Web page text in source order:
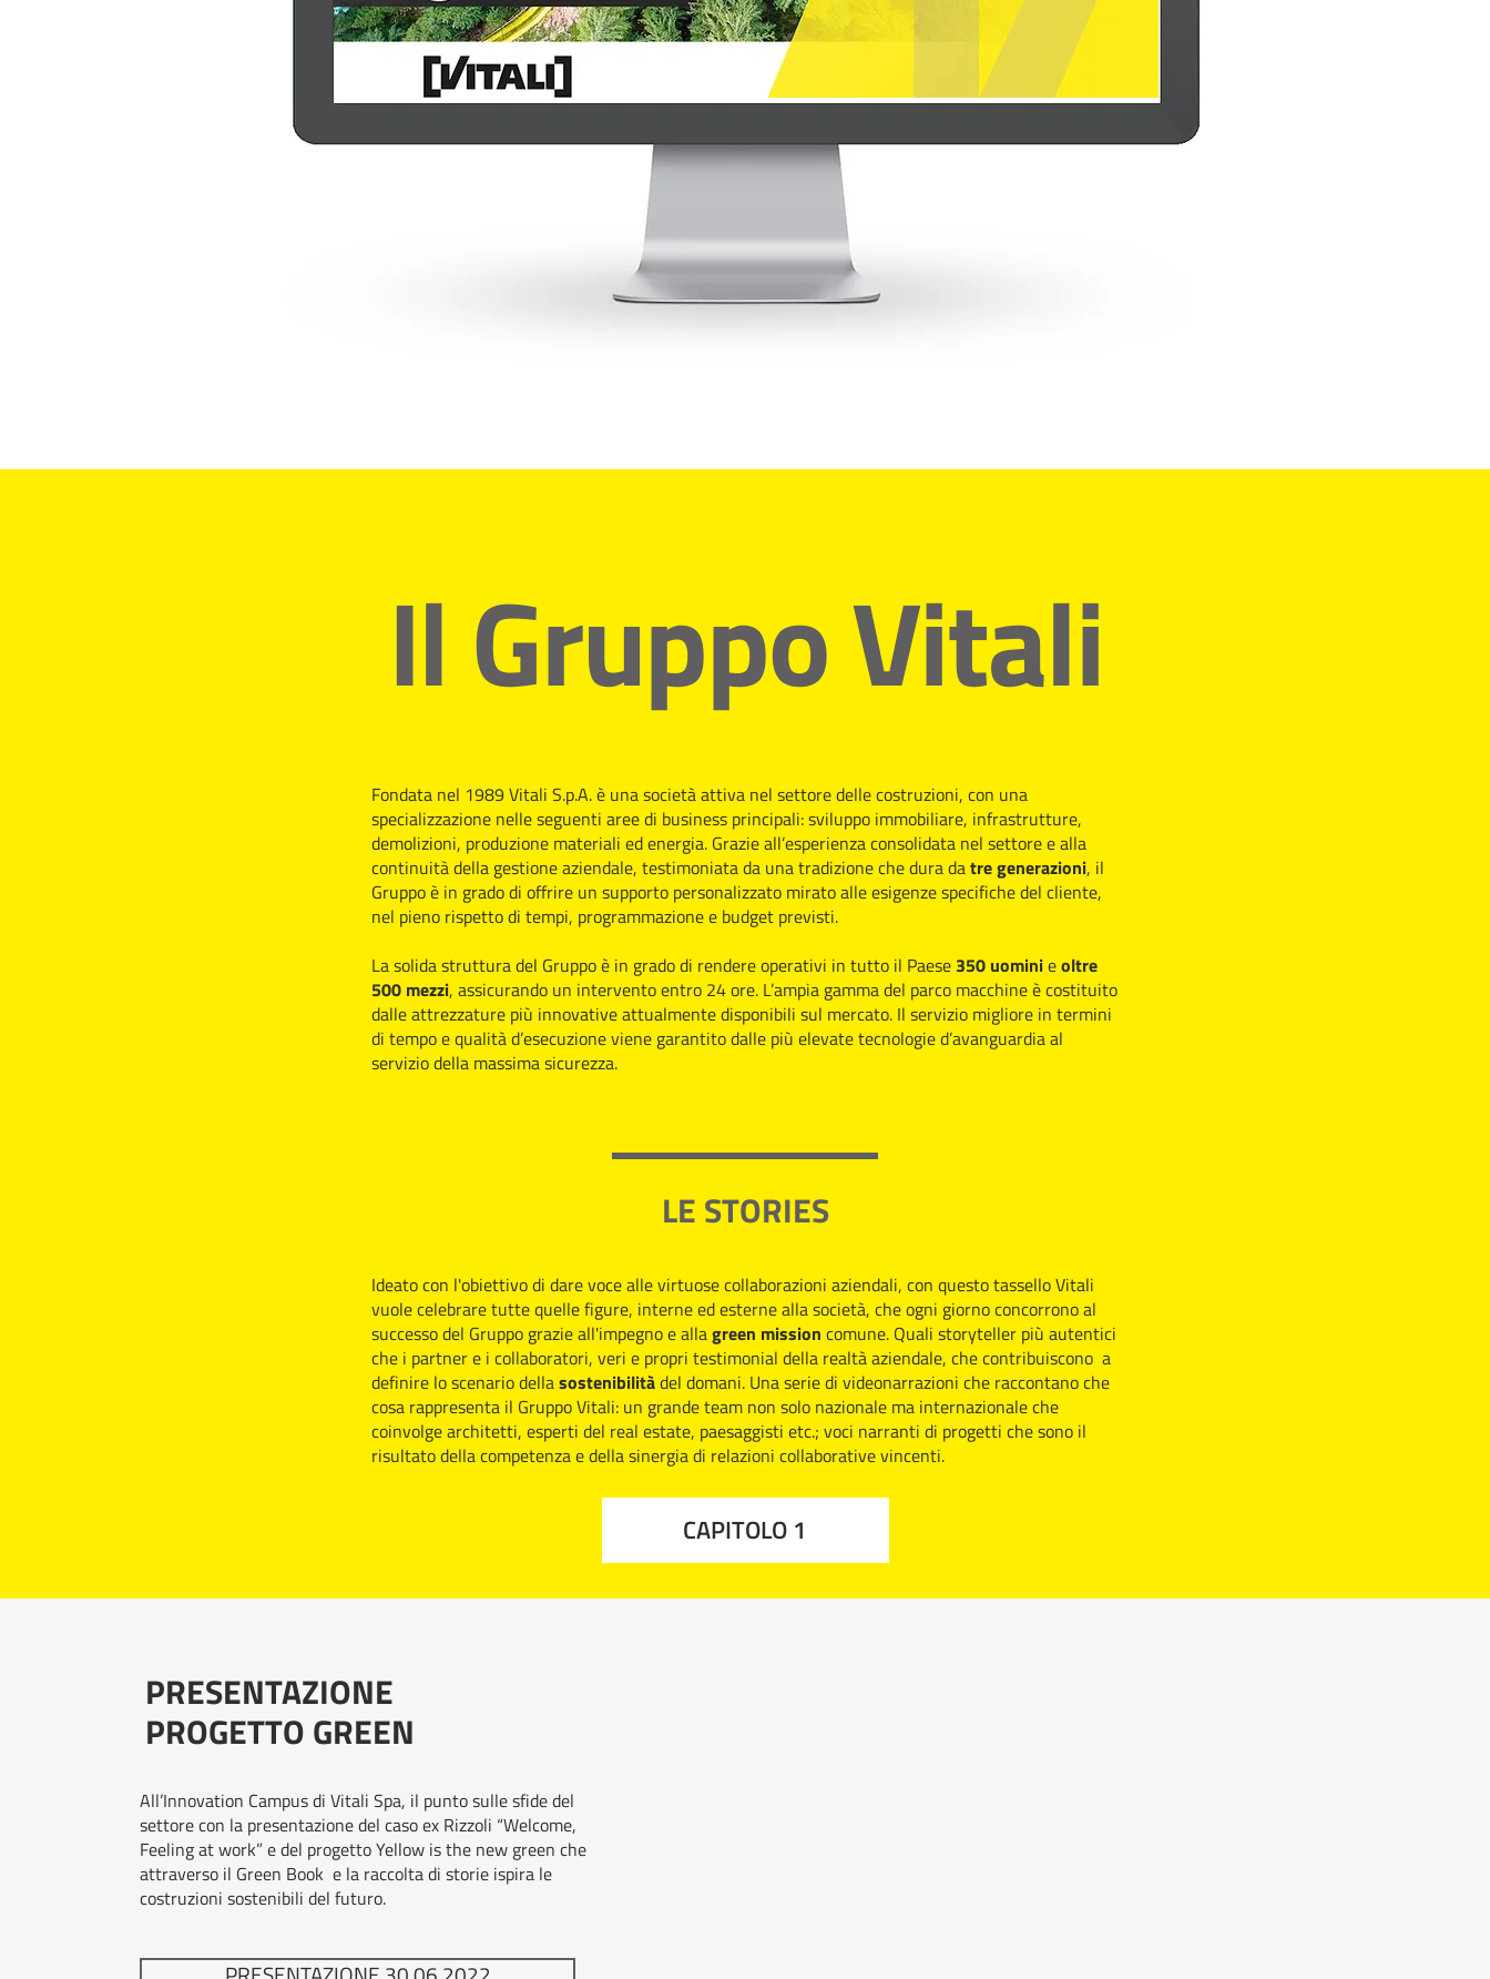
Il Gruppo Vitali
Fondata nel 1989 Vitali S.p.A. è una società attiva nel settore delle costruzioni, con una
specializzazione nelle seguenti aree di business principali: sviluppo immobiliare, infrastrutture,
demolizioni, produzione materiali ed energia. Grazie all’esperienza consolidata nel settore e alla
continuità della gestione aziendale, testimoniata da una tradizione che dura datre generazioni, il
Gruppo è in grado di offrire un supporto personalizzato mirato alle esigenze specifiche del cliente,
nel pieno rispetto di tempi, programmazione e budget previsti.
La solida struttura del Gruppo è in grado di rendere operativi in tutto il Paese 350 uominieoltre
500 mezzi, assicurando un intervento entro 24 ore. L’ampia gamma del parco macchine è costituito
dalle attrezzature più innovative attualmente disponibili sul mercato. Il servizio migliore in termini
di tempo e qualità d’esecuzione viene garantito dalle più elevate tecnologie d’avanguardia al
servizio della massima sicurezza.
LE STORIES
Ideato con l'obiettivo di dare voce alle virtuose collaborazioni aziendali, con questo tassello Vitali
vuole celebrare tutte quelle figure, interne ed esterne alla società, che ogni giorno concorrono al
successo del Gruppo grazie all'impegno e allagreen mission comune. Quali storyteller più autentici
che i partner e i collaboratori, veri e propri testimonial della realtà aziendale, che contribuiscono a
definire lo scenario dellasostenibilitàdel domani. Una serie di videonarrazioni che raccontano che
cosa rappresenta il Gruppo Vitali: un grande team non solo nazionale ma internazionale che
coinvolge architetti, esperti del real estate, paesaggisti etc.; voci narranti di progetti che sono il
risultato della competenza e della sinergia di relazioni collaborative vincenti.
CAPITOLO 1
PRESENTAZIONE
PROGETTO GREEN
All’Innovation Campus di Vitali Spa, il punto sulle sfide del
settore con la presentazione del caso ex Rizzoli “Welcome,
Feeling at work” e del progetto Yellow is the new green che
attraverso il Green Book e la raccolta di storie ispira le
costruzioni sostenibili del futuro.